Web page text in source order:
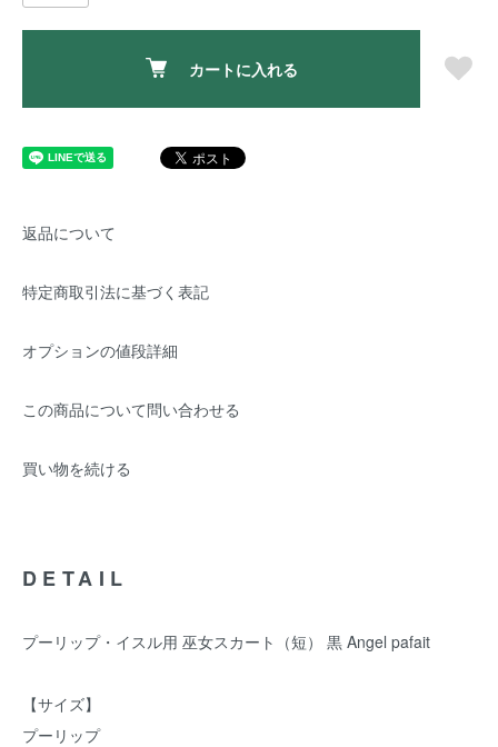
カートに入れる
返品について
特定商取引法に基づく表記
オプションの値段詳細
この商品について問い合わせる
買い物を続ける
DETAIL
プーリップ・イスル用 巫女スカート（短） 黒 Angel pafait
【サイズ】
プーリップ